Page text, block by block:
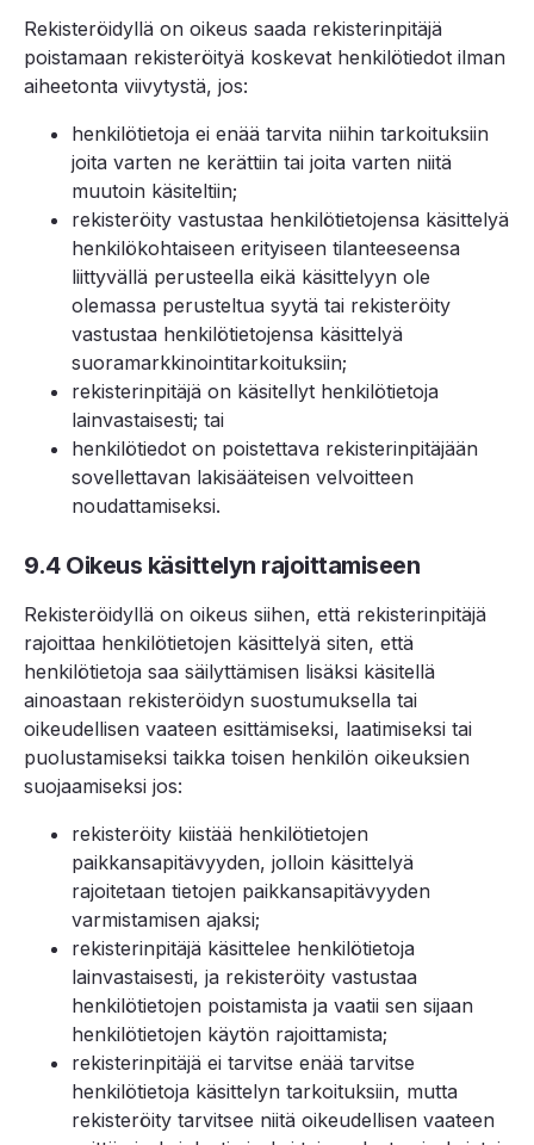
Rekisteröidyllä on oikeus saada rekisterinpitäjä
poistamaan rekisteröityä koskevat henkilötiedot ilman
aiheetonta viivytystä, jos:
henkilötietoja ei enää tarvita niihin tarkoituksiin
joita varten ne kerättiin tai joita varten niitä
muutoin käsiteltiin;
rekisteröity vastustaa henkilötietojensa käsittelyä
henkilökohtaiseen erityiseen tilanteeseensa
liittyvällä perusteella eikä käsittelyyn ole
olemassa perusteltua syytä tai rekisteröity
vastustaa henkilötietojensa käsittelyä
suoramarkkinointitarkoituksiin;
rekisterinpitäjä on käsitellyt henkilötietoja
lainvastaisesti; tai
henkilötiedot on poistettava rekisterinpitäjään
sovellettavan lakisääteisen velvoitteen
noudattamiseksi.
9.4 Oikeus käsittelyn rajoittamiseen
Rekisteröidyllä on oikeus siihen, että rekisterinpitäjä
rajoittaa henkilötietojen käsittelyä siten, että
henkilötietoja saa säilyttämisen lisäksi käsitellä
ainoastaan rekisteröidyn suostumuksella tai
oikeudellisen vaateen esittämiseksi, laatimiseksi tai
puolustamiseksi taikka toisen henkilön oikeuksien
suojaamiseksi jos:
rekisteröity kiistää henkilötietojen
paikkansapitävyyden, jolloin käsittelyä
rajoitetaan tietojen paikkansapitävyyden
varmistamisen ajaksi;
rekisterinpitäjä käsittelee henkilötietoja
lainvastaisesti, ja rekisteröity vastustaa
henkilötietojen poistamista ja vaatii sen sijaan
henkilötietojen käytön rajoittamista;
rekisterinpitäjä ei tarvitse enää tarvitse
henkilötietoja käsittelyn tarkoituksiin, mutta
rekisteröity tarvitsee niitä oikeudellisen vaateen